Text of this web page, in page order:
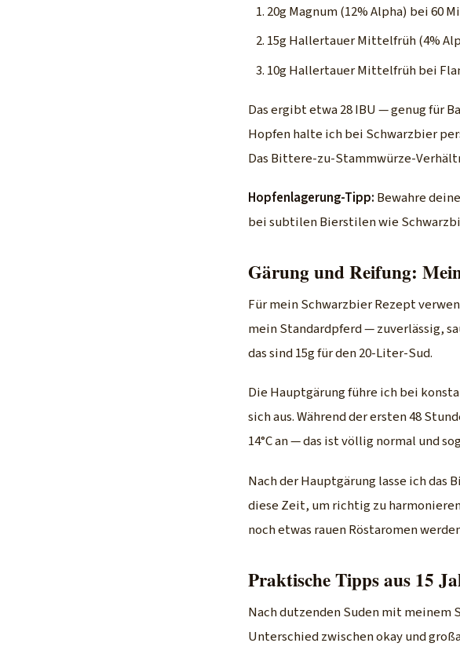
20g Magnum (12% Alpha) bei 60
15g Hallertauer Mittelfrüh (4%
10g Hallertauer Mittelfrüh bei
Das ergibt etwa 28 IBU — genug für
Hopfen halte ich bei Schwarzbier
Das Bittere-zu-Stammwürze-
Hopfenlagerung-Tipp: Bewahre
bei subtilen Bierstilen wie
Gärung und Reifung:
Für mein Schwarzbier Rezept
mein Standardpferd — zuverlässig,
das sind 15g für den 20-Liter-Sud.
Die Hauptgärung führe ich bei
sich aus. Während der ersten 48
14°C an — das ist völlig normal und
Nach der Hauptgärung lasse ich das
diese Zeit, um richtig zu
noch etwas rauen Röstaromen
Praktische Tipps aus 15
Nach dutzenden Suden mit
Unterschied zwischen okay und